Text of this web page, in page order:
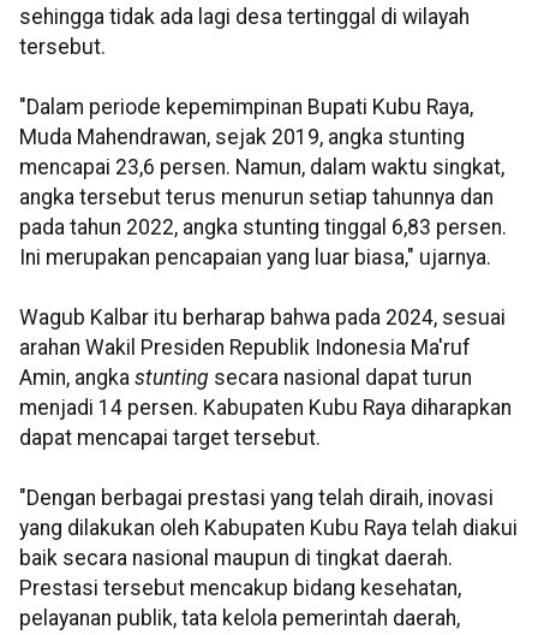
sehingga tidak ada lagi desa tertinggal di wilayah
tersebut.
"Dalam periode kepemimpinan Bupati Kubu Raya,
Muda Mahendrawan, sejak 2019, angka stunting
mencapai 23,6 persen. Namun, dalam waktu singkat,
angka tersebut terus menurun setiap tahunnya dan
pada tahun 2022, angka stunting tinggal 6,83 persen.
Ini merupakan pencapaian yang luar biasa," ujarnya.
Wagub Kalbar itu berharap bahwa pada 2024, sesuai
arahan Wakil Presiden Republik Indonesia Ma'ruf
Amin, angka stunting secara nasional dapat turun
menjadi 14 persen. Kabupaten Kubu Raya diharapkan
dapat mencapai target tersebut.
"Dengan berbagai prestasi yang telah diraih, inovasi
yang dilakukan oleh Kabupaten Kubu Raya telah diakui
baik secara nasional maupun di tingkat daerah.
Prestasi tersebut mencakup bidang kesehatan,
pelayanan publik, tata kelola pemerintah daerah,